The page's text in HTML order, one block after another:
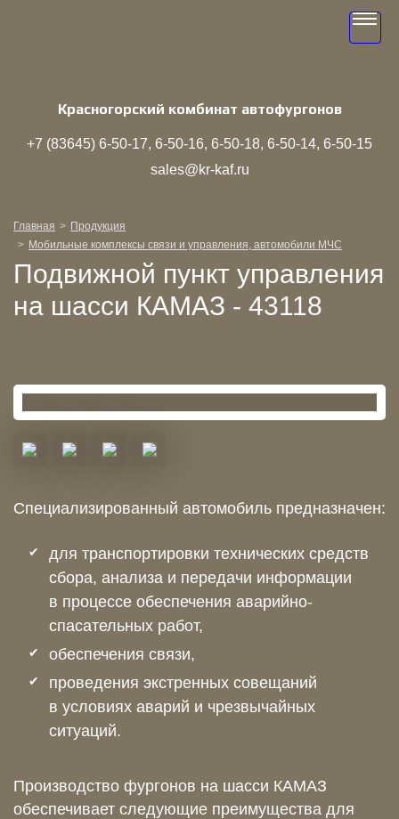
Красногорский комбинат автофургонов
+7 (83645) 6‑50‑17 6‑50‑16 6‑50‑18 6‑50‑14 6‑50‑15
sales@kr-kaf.ru
Toggle
Главная
Продукция
Мобильные комплексы связи и управления, автомобили МЧС
Подвижной пункт управления
на шасси КАМАЗ - 43118
Специализированный автомобиль предназначен:
для транспортировки технических средств
сбора, анализа и передачи информации
в процессе обеспечения аварийно-
спасательных работ,
обеспечения связи,
проведения экстренных совещаний
в условиях аварий и чрезвычайных
ситуаций.
Производство фургонов на шасси КАМАЗ
обеспечивает следующие преимущества для